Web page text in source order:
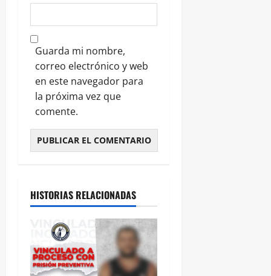
Guarda mi nombre,
correo electrónico y web
en este navegador para
la próxima vez que
comente.
HISTORIAS RELACIONADAS